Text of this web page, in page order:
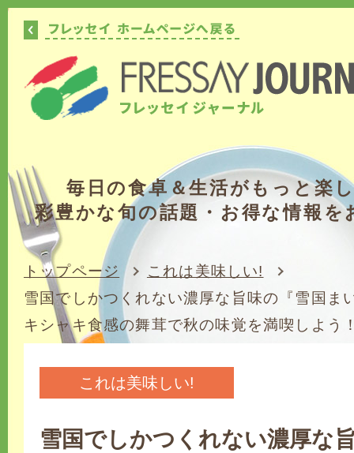
毎日の食卓＆生活がもっと楽
彩豊かな旬の話題・お得な情報を
トップページ
これは美味しい!
雪国でしかつくれない濃厚な旨味の『雪国ま
キシャキ食感の舞茸で秋の味覚を満喫しよう
これは美味しい!
雪国でしかつくれない濃厚な